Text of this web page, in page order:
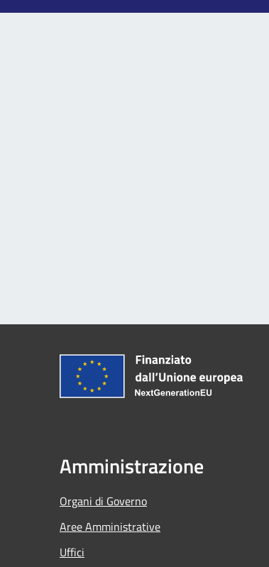
Amministrazione
Organi di Governo
Aree Amministrative
Uffici